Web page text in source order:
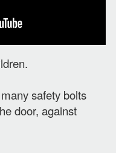
safety bolts
door, against